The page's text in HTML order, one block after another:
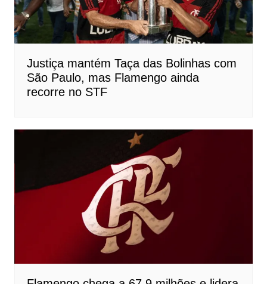
Justiça mantém Taça das Bolinhas com
São Paulo, mas Flamengo ainda
recorre no STF